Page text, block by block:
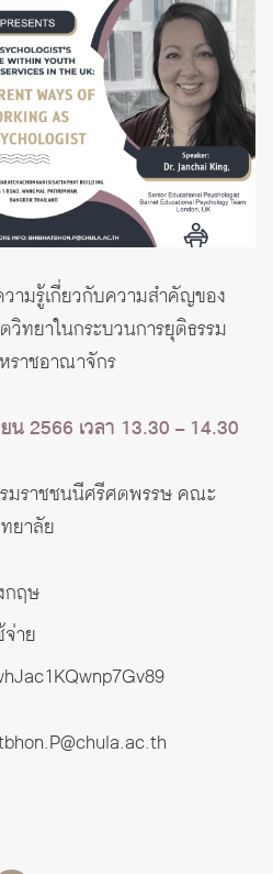
ามรู้เกี่ยวกับความสำคัญของ
ทยาในกระบวนการยุติธรรม
ราชอาณาจักร
2566 เวลา 13.30 – 14.30
มราชชนนีศรีศตพรรษ คณะ
ยาลัย
กฤษ
าย